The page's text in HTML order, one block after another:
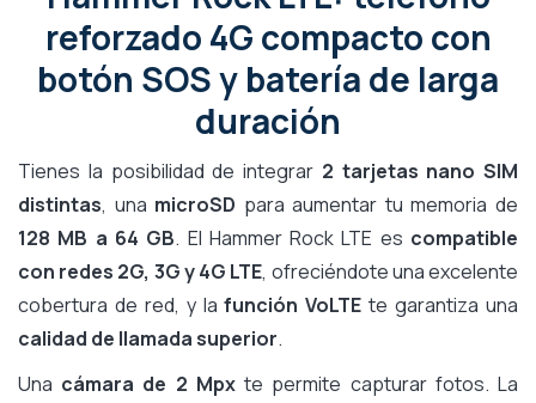
reforzado 4G compacto con
botón SOS y batería de larga
duración
Tienes la posibilidad de integrar 2 tarjetas nano SIM
distintas, una microSD para aumentar tu memoria de
128 MB a 64 GB. El Hammer Rock LTE es compatible
con redes 2G, 3G y 4G LTE, ofreciéndote una excelente
cobertura de red, y lafunción VoLTE te garantiza una
calidad de llamada superior.
Una cámara de 2 Mpxte permite capturar fotos. La